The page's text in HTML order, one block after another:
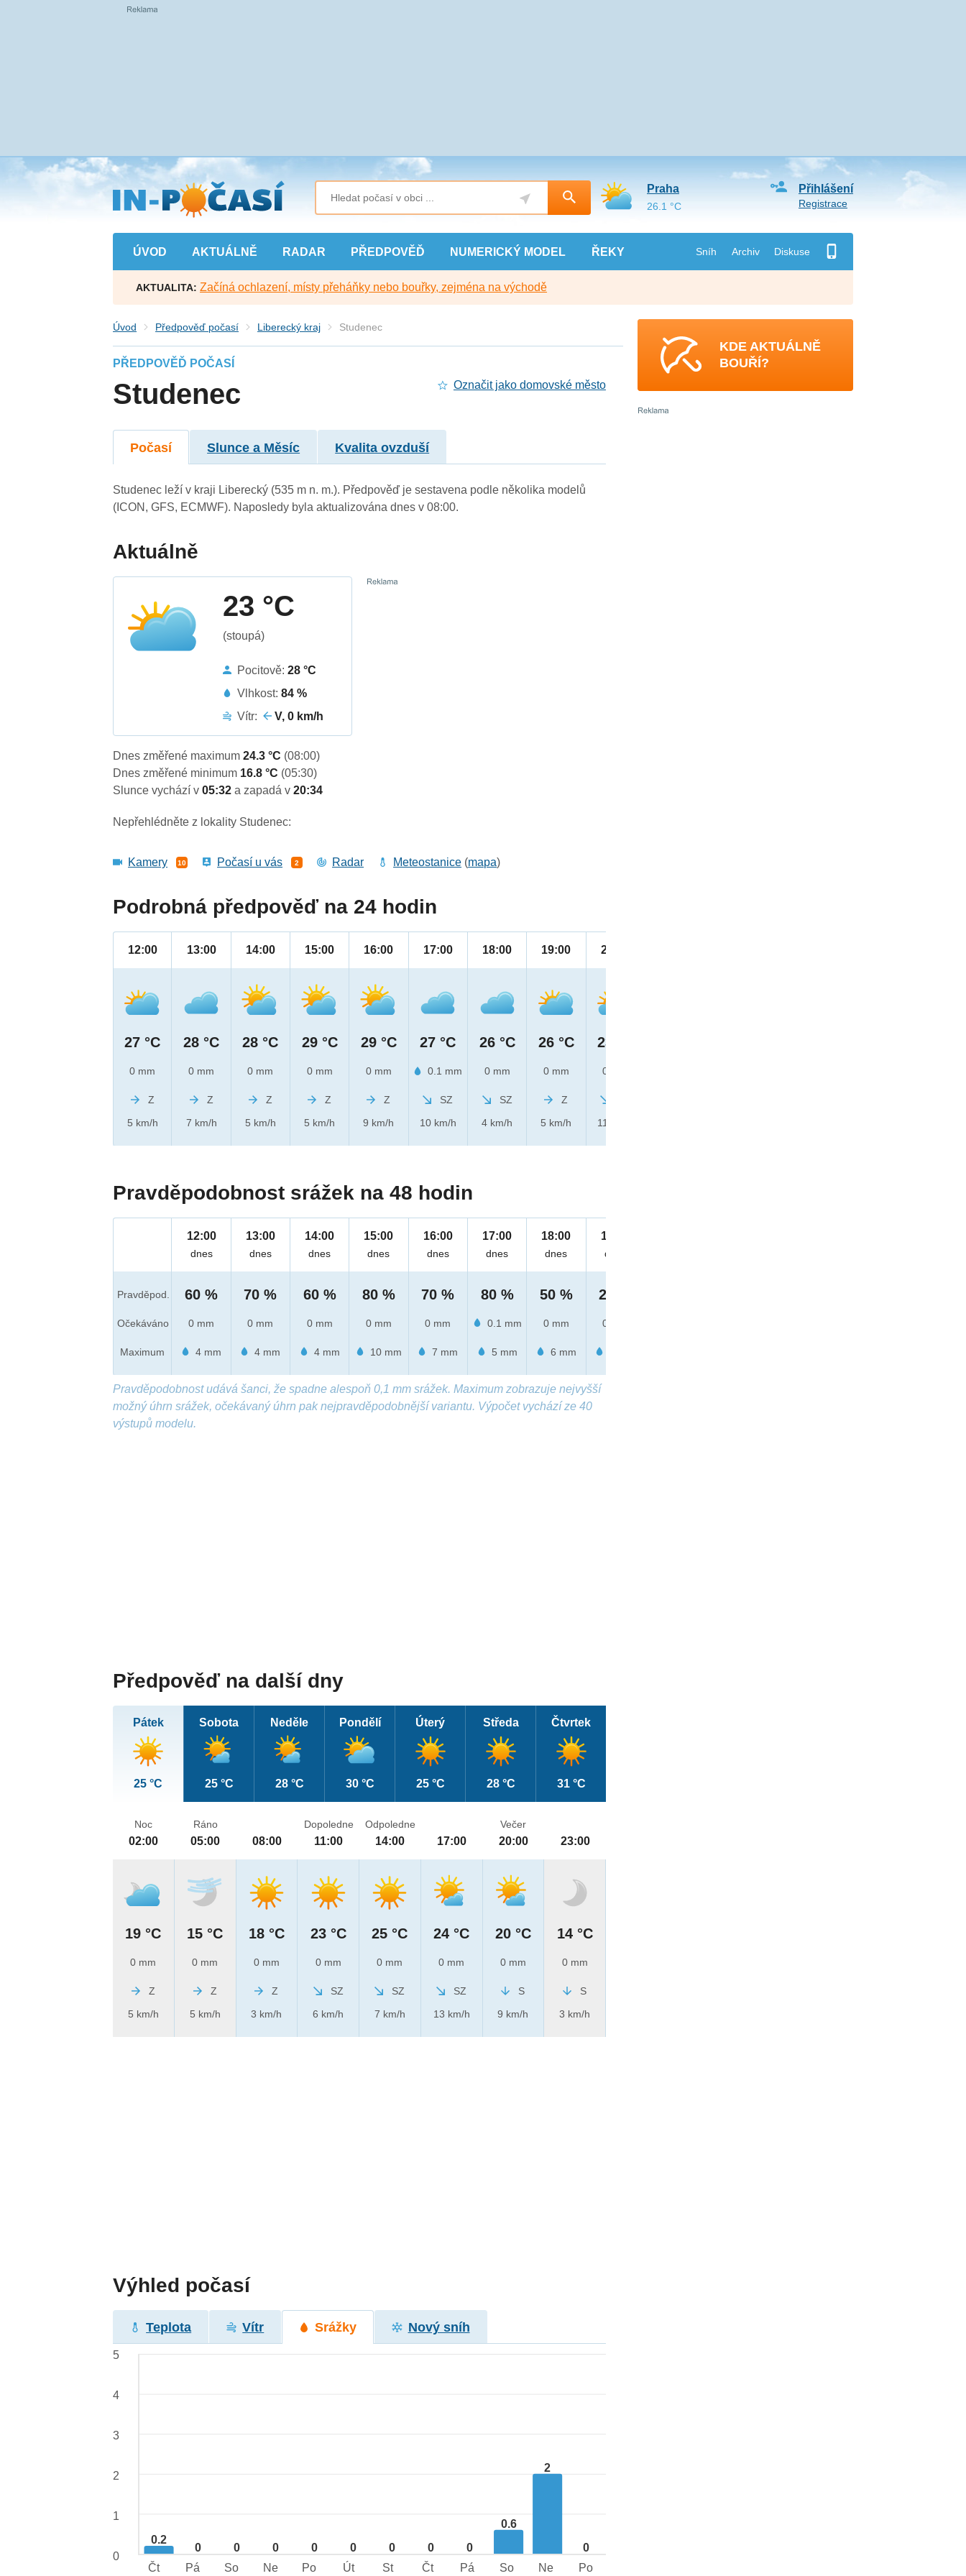
Přejít
na
hlavní
obsah
ÚVOD AKTUÁLNĚ RADAR PŘEDPOVĚĎ NUMERICKÝ MODEL ŘEKY Sníh Archiv Diskuse
Přihlášení
Registrace
Praha
26.1 °C
AKTUALITA: Začíná ochlazení, místy přeháňky nebo bouřky, zejména na východě
Úvod Předpověď počasí Liberecký kraj Studenec
PŘEDPOVĚĎ POČASÍ
Studenec Označit jako domovské město
Počasí Slunce a Měsíc Kvalita ovzduší
Studenec leží v kraji Liberecký (535 m n. m.). Předpověď je sestavena podle několika modelů
(ICON, GFS, ECMWF). Naposledy byla aktualizována dnes v 08:00.
Aktuálně
23 °C
(stoupá)
Pocitově:28 °C
Vlhkost:84 %
Vítr:
V, 0 km/h
Dnes změřené maximum24.3 °C (08:00)
Dnes změřené minimum 16.8 °C (05:30)
Slunce vychází v05:32a zapadá v20:34
Nepřehlédněte z lokality Studenec:
Kamery 10 Počasí u vás 2 Radar Meteostanice (mapa)
Podrobná předpověď na 24 hodin
12:00
27 °C
0 mm
Z
5 km/h
13:00
28 °C
0 mm
Z
7 km/h
14:00
28 °C
0 mm
Z
5 km/h
15:00
29 °C
0 mm
Z
5 km/h
16:00
29 °C
0 mm
Z
9 km/h
17:00
27 °C
0.1 mm
SZ
10 km/h
18:00
26 °C
0 mm
SZ
4 km/h
19:00
26 °C
0 mm
Z
5 km/h
20:00
23 °C
0 mm
11 km/h
Pravděpodobnost srážek na 48 hodin
Pravděpod.
Očekáváno
Maximum
12:00
dnes
60 %
0 mm
4 mm
13:00
dnes
70 %
0 mm
4 mm
14:00
dnes
60 %
0 mm
4 mm
15:00
dnes
80 %
0 mm
10 mm
16:00
dnes
70 %
0 mm
7 mm
17:00
dnes
80 %
0.1 mm
5 mm
18:00
dnes
50 %
0 mm
6 mm
19:00
dnes
20 %
0 mm
Pravděpodobnost udává šanci, že spadne alespoň 0,1 mm srážek. Maximum zobrazuje nejvyšší
možný úhrn srážek, očekávaný úhrn pak nejpravděpodobnější variantu. Výpočet vychází ze 40
výstupů modelu.
Předpověď na další dny
Pátek
25 °C
Sobota
25 °C
Neděle
28 °C
Pondělí
30 °C
Úterý
25 °C
Středa
28 °C
Čtvrtek
31 °C
Noc
02:00
19 °C
0 mm
Z
5 km/h
Ráno
05:00
15 °C
0 mm
Z
5 km/h
08:00
18 °C
0 mm
Z
3 km/h
Dopoledne
11:00
23 °C
0 mm
SZ
6 km/h
Odpoledne
14:00
25 °C
0 mm
SZ
7 km/h
17:00
24 °C
0 mm
SZ
13 km/h
Večer
20:00
20 °C
0 mm
S
9 km/h
23:00
14 °C
0 mm
S
3 km/h
Výhled počasí
Teplota Vítr Srážky Nový sníh
0.2
0 0 0 0 0 0 0 0
0.6
2
0
5
4
3
2
1
0
Čt
Pá So Ne Po Út St Čt Pá So Ne Po
KDE AKTUÁLNĚ
BOUŘÍ?